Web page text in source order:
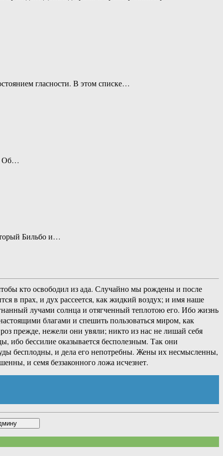
гласности. В этом списке…
Об…
Бильбо и…
кто освободил из ада. Случайно мы рождены и после
в прах, и дух рассеется, как жидкий воздух; и имя наше
лучами солнца и отягченный теплотою его. Ибо жизнь
благами и спешить пользоваться миром, как
прежде, нежели они увяли; никто из нас не лишай себя
ибо бессилие оказывается бесполезным. Так они
бесплодны, и дела его непотребны. Жены их несмысленны,
и семя беззаконного ложа исчезнет.